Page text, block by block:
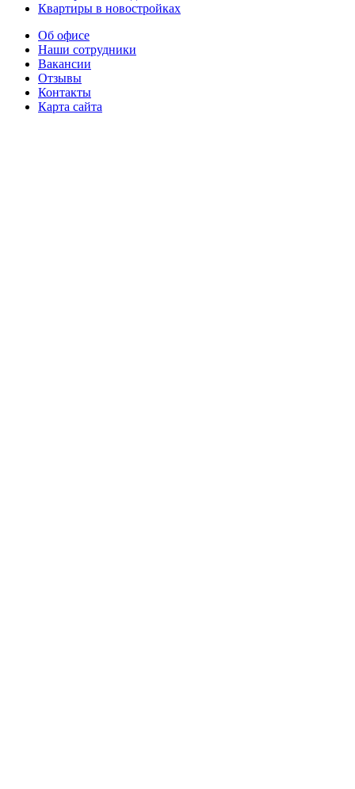
Квартиры в новостройках
Об офисе
Наши сотрудники
Вакансии
Отзывы
Контакты
Карта сайта